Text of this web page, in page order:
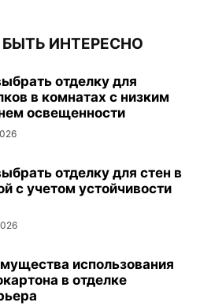
ИНТЕРЕСНО
отделку для
в комнатах с низким
освещенности
отделку для стен в
с учетом устойчивости
использования
в отделке